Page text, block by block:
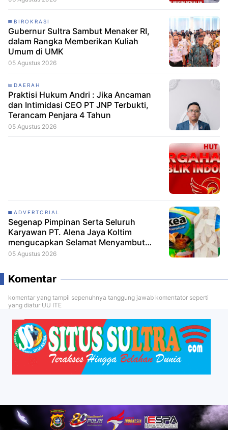
BIROKRASI
Gubernur Sultra Sambut Menaker RI,
dalam Rangka Memberikan Kuliah
Umum di UMK
05 Agustus 2026
DAERAH
Praktisi Hukum Andri : Jika Ancaman
dan Intimidasi CEO PT JNP Terbukti,
Terancam Penjara 4 Tahun
05 Agustus 2026
ADVERTORIAL
Segenap Pimpinan Serta Seluruh
Karyawan PT. Alena Jaya Koltim
mengucapkan Selamat Menyambut
HUT RI ke-81
05 Agustus 2026
Komentar
komentar yang tampil sepenuhnya tanggung jawab komentator seperti
yang diatur UU ITE